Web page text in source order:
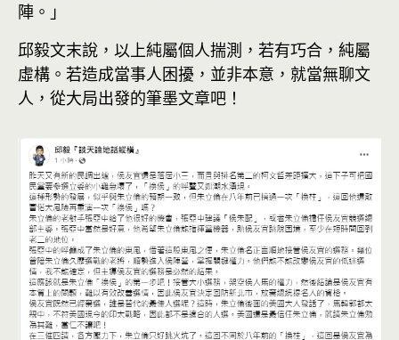
陣。」
邱毅文末說，以上純屬個人揣測，若有巧合，純屬
虛構。若造成當事人困擾，並非本意，就當無聊文
人，從大局出發的筆墨文章吧！